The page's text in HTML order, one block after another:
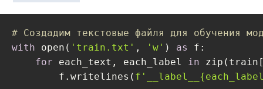
# Создадим текстовые файля для обучения
with open( 'train.txt' , 'w' ) as
f:
for each_text, each_label in
        f.writelines(
f'__label__